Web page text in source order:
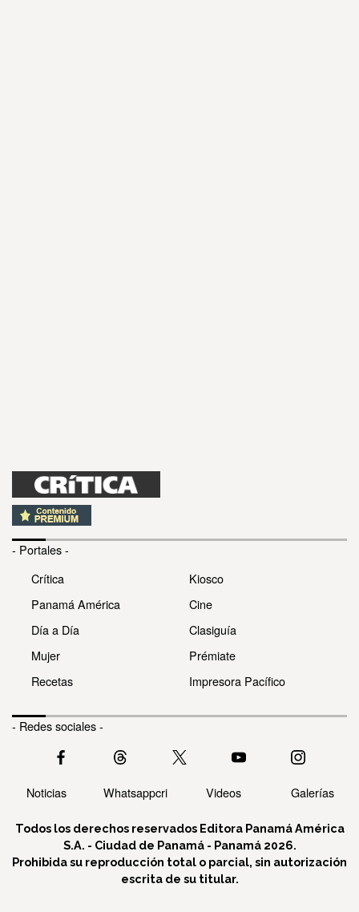
- Portales -
Crítica
Panamá América
Día a Día
Mujer
Recetas
Kiosco
Cine
Clasiguía
Prémiate
Impresora Pacífico
- Redes sociales -
Noticias Whatsappcri Videos Galerías
Todos los derechos reservados Editora Panamá América
S.A. - Ciudad de Panamá - Panamá 2026.
Prohibida su reproducción total o parcial, sin autorización
escrita de su titular.